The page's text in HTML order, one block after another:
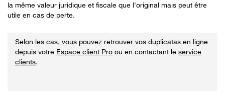
la même valeur juridique et fiscale que l'original mais peut être
utile en cas de perte.
Selon les cas, vous pouvez retrouver vos duplicatas en ligne
depuis votre Espace client Pro ou en contactant le service
clients.